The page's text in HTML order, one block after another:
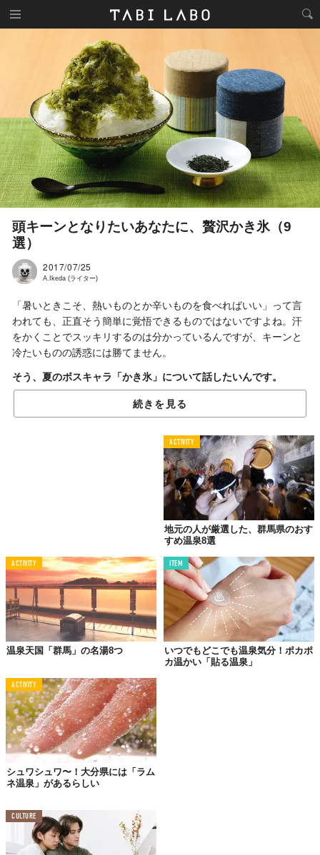
頭キーンとなりたいあなたに、贅沢かき氷（9
選）
2017/07/25
A.Ikeda (ライター)
「暑いときこそ、熱いものとか辛いものを食べればいい」って言
われても、正直そう簡単に覚悟できるものではないですよね。汗
をかくことでスッキリするのは分かっているんですが、キーンと
冷たいものの誘惑には勝てません。
そう、夏のボスキャラ「かき氷」について話したいんです。
たとえば、全国に展開する星野リゾートの温泉旅館ブランド
「界」には、地域の名産品を使った「ご当地かき氷」がありま
かき氷のためだけにわざわざ温泉旅行へ行く、なんてのも最高じ
01.
「ぐり茶かき氷」
界 伊東（静岡県・伊東温泉）
「ぐり茶」は、茶葉が丸まった姿に仕上がることに由来してい
て、渋みや苦味が抑えられているのが特徴です。国内でぐり茶を
生産している地域は少なく、中でも静岡県東部のぐり茶はお土産
続きを見る
ACTIVITY
地元の人が厳選した、群馬県のおす
すめ温泉8選
ACTIVITY
温泉天国「群馬」の名湯8つ
ITEM
いつでもどこでも温泉気分！ポカポ
カ温かい「貼る温泉」
ACTIVITY
シュワシュワ〜！大分県には「ラム
ネ温泉」があるらしい
CULTURE